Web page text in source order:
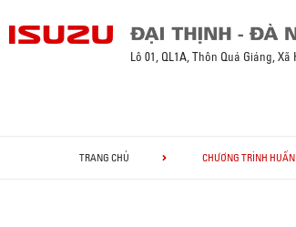
Lô 01, QL1A, Thôn Quá Giáng,
TRANG CHỦ CHƯƠNG TRÌNH